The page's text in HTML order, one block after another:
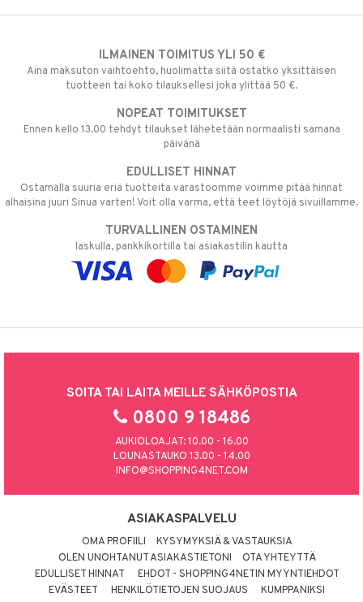
ILMAINEN TOIMITUS YLI 50 €
Aina maksuton vaihtoehto, huolimatta siitä ostatko yksittäisen
tuotteen tai koko tilauksellesi joka ylittää 50 €.
NOPEAT TOIMITUKSET
Ennen kello 13.00 tehdyt tilaukset lähetetään normaalisti samana
päivänä
EDULLISET HINNAT
Ostamalla suuria eriä tuotteita varastoomme voimme pitää hinnat
alhaisina juuri Sinua varten! Voit olla varma, että teet löytöjä sivuillamme.
TURVALLINEN OSTAMINEN
laskulla, pankkikortilla tai asiakastilin kautta
SOITA TAI LAITA MEILLE SÄHKÖPOSTIA
0800 9 18486
AUKIOLOAJAT: 10.00 - 16.00
LOUNASTAUKO 13.00 - 14.00
INFO@SHOPPING4NET.COM
ASIAKASPALVELU
OMA PROFIILI
KYSYMYKSIÄ & VASTAUKSIA
OLEN UNOHTANUT ASIAKASTIETONI
OTA YHTEYTTÄ
EDULLISET HINNAT
EHDOT - SHOPPING4NETIN MYYNTIEHDOT
EVÄSTEET
HENKILÖTIETOJEN SUOJAUS
KUMPPANIKSI